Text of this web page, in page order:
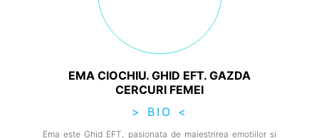
EMA CIOCHIU. GHID EFT. GAZDA
CERCURI FEMEI
> BIO <
Ema este Ghid EFT, pasionata de maiestrirea emotiilor si